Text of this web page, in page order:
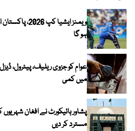
ویمنز ایشیا کپ
ہو گا
عوام کو جزوی ریلیف، پیٹرول،
میں کمی
پشاور ہائیکورٹ نے افغان
مسترد کر دیں